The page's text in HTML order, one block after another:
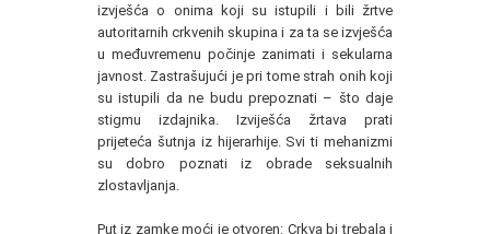
izvješća o onima koji su istupili i bili žrtve
autoritarnih crkvenih skupina i za ta se izvješća
u međuvremenu počinje zanimati i sekularna
javnost. Zastrašujući je pri tome strah onih koji
su istupili da ne budu prepoznati – što daje
stigmu izdajnika. Izviješća žrtava prati
prijeteća šutnja iz hijerarhije. Svi ti mehanizmi
su dobro poznati iz obrade seksualnih
zlostavljanja.
Put iz zamke moći je otvoren: Crkva bi trebala i